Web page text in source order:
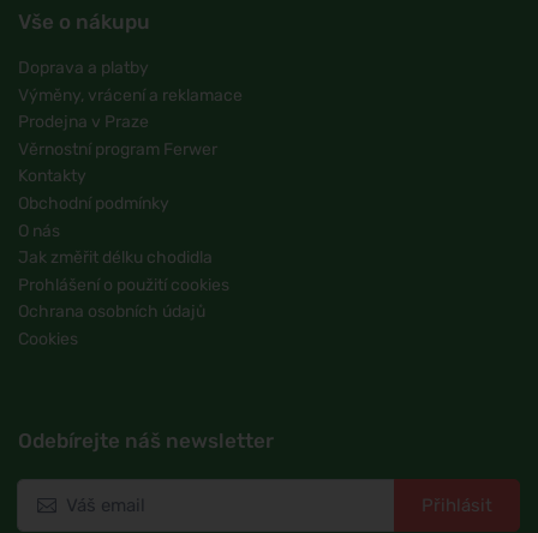
Vše o nákupu
Doprava a platby
Výměny, vrácení a reklamace
Prodejna v Praze
Věrnostní program Ferwer
Kontakty
Obchodní podmínky
O nás
Jak změřit délku chodidla
Prohlášení o použití cookies
Ochrana osobních údajů
Cookies
Odebírejte náš newsletter
Přihlásit